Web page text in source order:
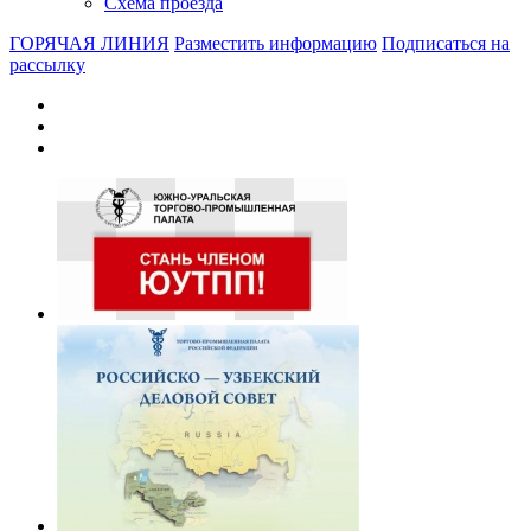
ГОРЯЧАЯ ЛИНИЯ Разместить информацию Подписаться на
рассылку